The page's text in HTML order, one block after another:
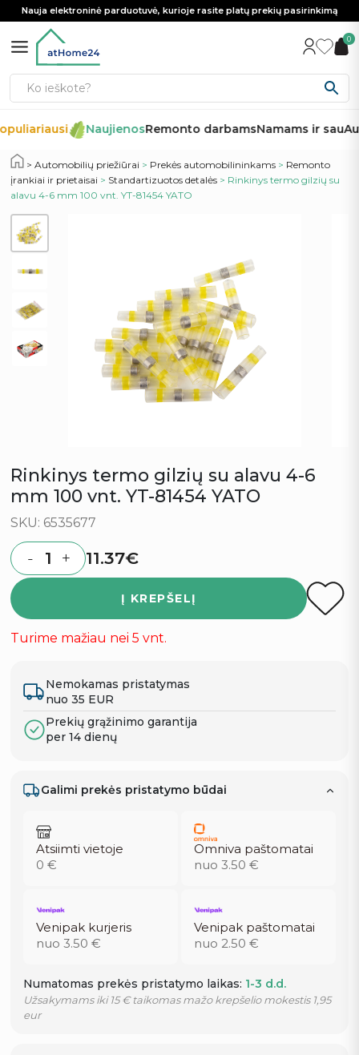
Nauja elektroninė parduotuvė, kurioje rasite platų prekių pasirinkimą
0
NaujienosRemonto darbamsNamams ir sau
Automobilių priežiūrai > Prekės automobilininkams > Remonto
įrankiai ir prietaisai > Standartizuotos detalės > Rinkinys termo gilzių su
alavu 4-6 mm 100 vnt. YT-81454 YATO
Rinkinys termo gilzių su alavu 4-6
mm 100 vnt. YT-81454 YATO
SKU: 6535677
Quantity
- + 11.37€
Į KREPŠELĮ
Turime mažiau nei 5 vnt.
Nemokamas pristatymas
nuo 35 EUR
Prekių grąžinimo garantija
per 14 dienų
Galimi prekės pristatymo būdai
Atsiimti vietoje
0 €
Omniva paštomatai
nuo 3.50 €
Venipak kurjeris
nuo 3.50 €
Venipak paštomatai
nuo 2.50 €
Numatomas prekės pristatymo laikas: 1-3 d.d.
Užsakymams iki 15 € taikomas mažo krepšelio mokestis 1,95
eur